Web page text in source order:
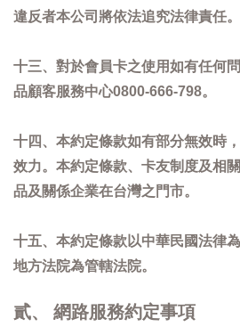
違反者本公司將依法追究法律責任。
十三、對於會員卡之使用如有任何
品顧客服務中心0800-666-798。
十四、本約定條款如有部分無效時
效力。本約定條款、卡友制度及相
品及關係企業在台灣之門市。
十五、本約定條款以中華民國法律
地方法院為管轄法院。
貳、 網路服務約定事項